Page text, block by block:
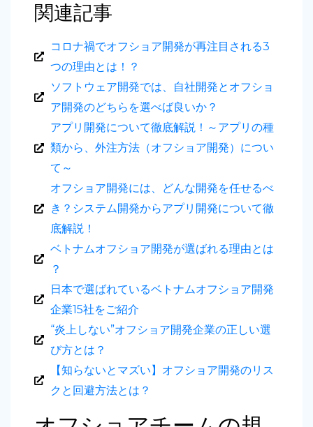
関連記事
コロナ禍でオフショア開発が再注目される3
つの理由とは！？
ソフトウェア開発では、自社開発とオフショ
ア開発のどちらを選べば良いか？
アプリ開発について徹底解説！～アプリの種
類から、外注方法（オフショア開発）につい
て～
オフショア開発には、どんな開発を任せるべ
き？システム開発からアプリ開発について徹
底解説！
ベトナムオフショア開発が選ばれる理由とは
？
日本で選ばれているベトナムオフショア開発
企業15社をご紹介
“炎上しない”オフショア開発企業の正しい選
び方とは？
【知らないとマズい】オフショア開発のリス
クと回避方法とは？